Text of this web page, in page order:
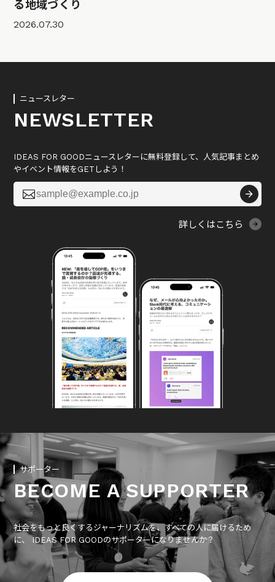
る地域づくり
2026.07.30
ニュースレター
NEWSLETTER
IDEAS FOR GOODニュースレターに無料登録して、人気記事まとめ
やイベント情報をGETしよう！

詳しくはこちら
サポーター
BECOME A SUPPORTER
社会をもっと良くするジャーナリズムを、すべての人に届けるため
に、 IDEAS FOR GOODのサポーターになりませんか？